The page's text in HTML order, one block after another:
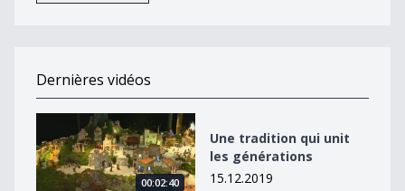
Dernières vidéos
Une tradition qui unit les générations
00:02:40
Une tradition qui unit
les générations
15.12.2019